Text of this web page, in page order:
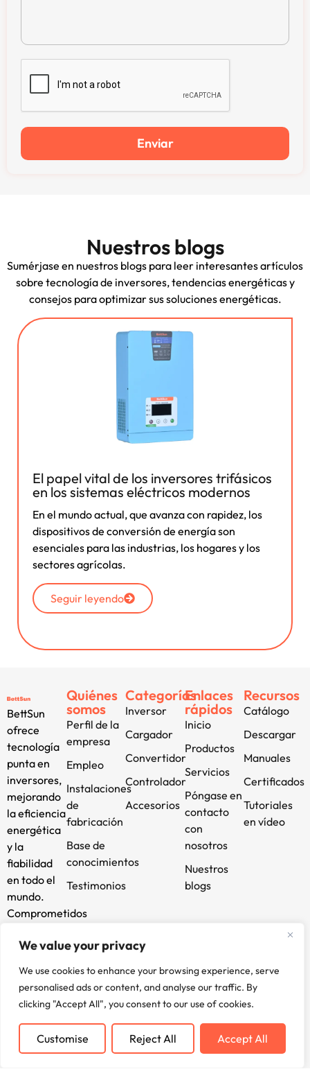
We value your privacy
We use cookies to enhance your browsing experience, serve
personalised ads or content, and analyse our traffic. By
clicking "Accept All", you consent to our use of cookies.
Customise Reject All Accept All
Enviar
Nuestros blogs
Sumérjase en nuestros blogs para leer interesantes artículos
sobre tecnología de inversores, tendencias energéticas y
consejos para optimizar sus soluciones energéticas.
El papel vital de los inversores trifásicos
en los sistemas eléctricos modernos
En el mundo actual, que avanza con rapidez, los
dispositivos de conversión de energía son
esenciales para las industrias, los hogares y los
sectores agrícolas.
Seguir leyendo
BettSun
ofrece
tecnología
punta en
inversores,
mejorando
la eficiencia
energética
y la
fiabilidad
en todo el
mundo.
Comprometidos
innovación
impulsamos
su futuro.
Quiénes
somos
Perfil de la
empresa
Empleo
Instalaciones
de
fabricación
Base de
conocimientos
Testimonios
Categorías
Inversor
Cargador
Convertidor
Controlador
Accesorios
Enlaces
rápidos
Inicio
Productos
Servicios
Póngase en
contacto
con
nosotros
Nuestros
blogs
Recursos
Catálogo
Descargar
Manuales
Certificados
Tutoriales
en vídeo